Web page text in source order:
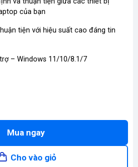
của bạn
tiện với hiệu suất cao đáng tin
– Windows 11/10/8.1/7
Mua ngay
Cho vào giỏ